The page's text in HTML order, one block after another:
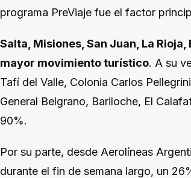
programa PreViaje fue el factor
Salta, Misiones, San Juan, La
mayor movimiento turístico. A su
Tafí del Valle, Colonia Carlos
General Belgrano, Bariloche, El
90%.
Por su parte, desde Aerolíneas
durante el fin de semana largo, un